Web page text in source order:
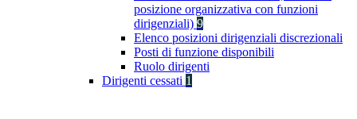
posizione organizzativa con funzioni
dirigenziali) 9
Elenco posizioni dirigenziali discrezionali
Posti di funzione disponibili
Ruolo dirigenti
Dirigenti cessati 1